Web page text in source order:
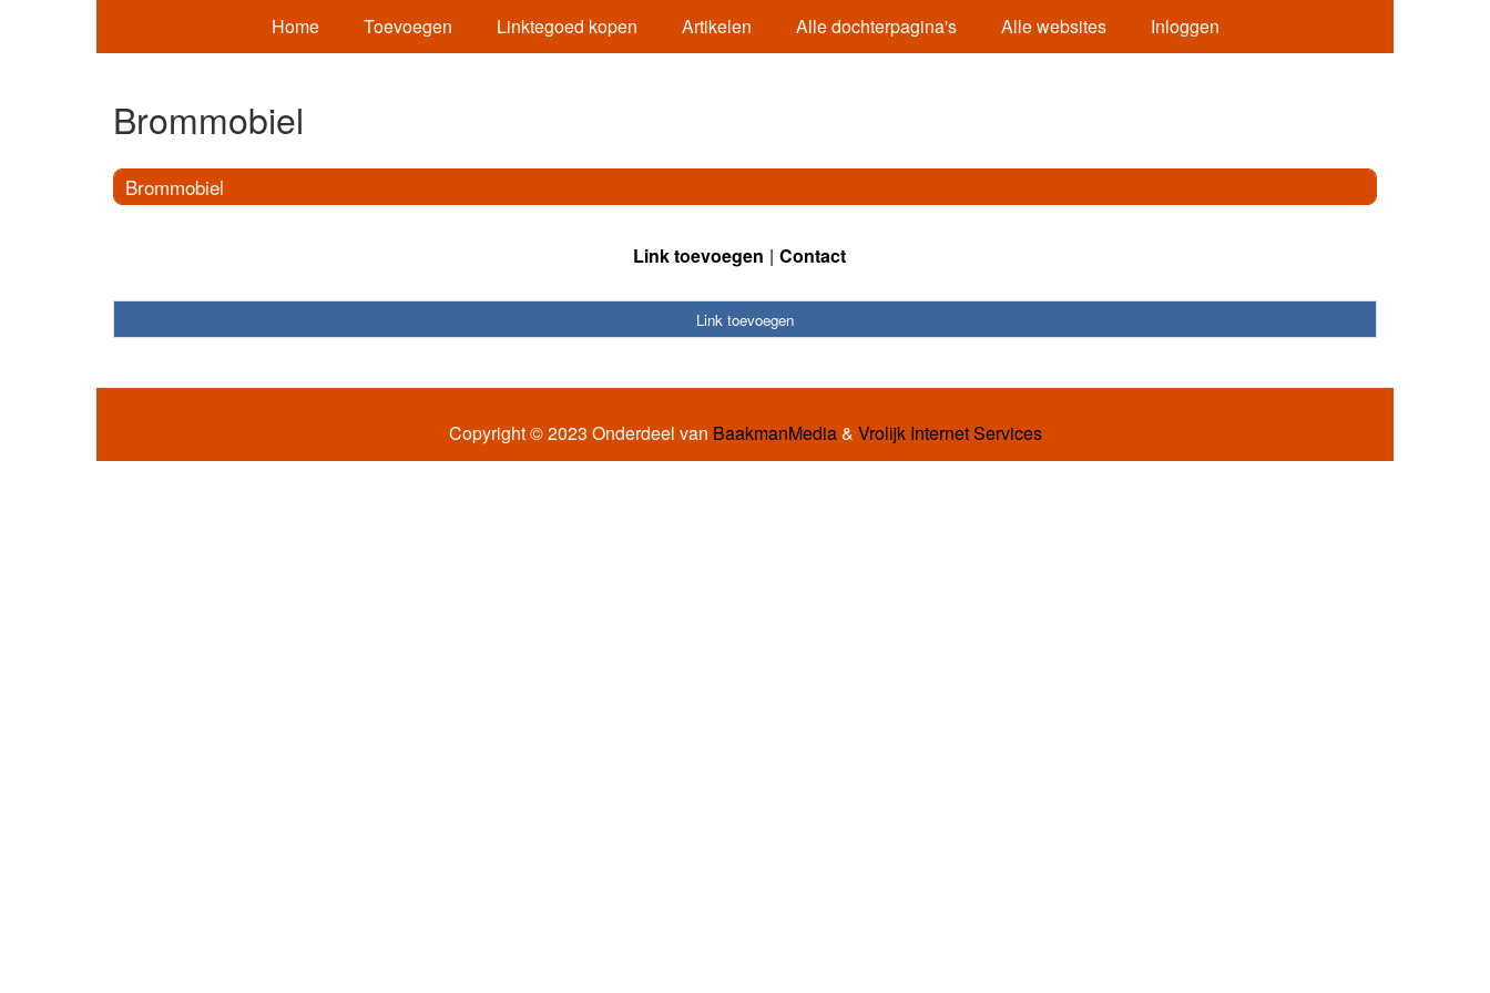
Home Toevoegen Linktegoed kopen Artikelen Alle dochterpagina's Alle websites Inloggen
Brommobiel
Brommobiel
Link toevoegen Contact
Link toevoegen
Copyright © 2023 Onderdeel van BaakmanMedia& Vrolijk Internet Services